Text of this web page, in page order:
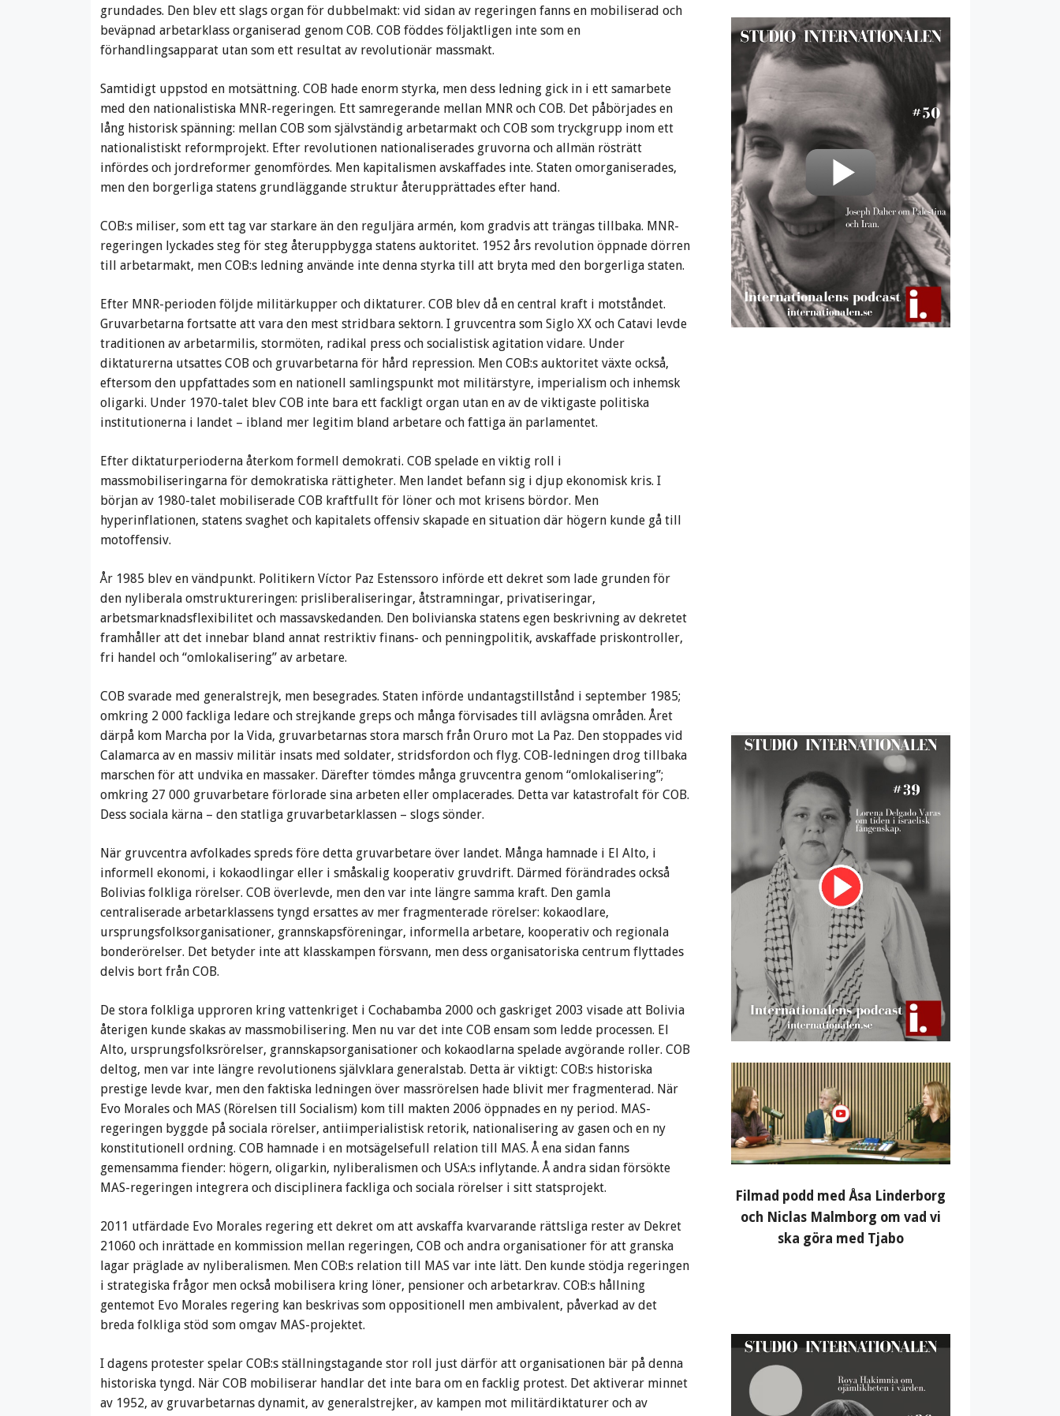
grundades. Den blev ett slags organ för dubbelmakt: vid sidan av regeringen fanns en mobiliserad och
beväpnad arbetarklass organiserad genom COB. COB föddes följaktligen inte som en
förhandlingsapparat utan som ett resultat av revolutionär massmakt.
Samtidigt uppstod en motsättning. COB hade enorm styrka, men dess ledning gick in i ett samarbete
med den nationalistiska MNR-regeringen. Ett samregerande mellan MNR och COB. Det påbörjades en
lång historisk spänning: mellan COB som självständig arbetarmakt och COB som tryckgrupp inom ett
nationalistiskt reformprojekt. Efter revolutionen nationaliserades gruvorna och allmän rösträtt
infördes och jordreformer genomfördes. Men kapitalismen avskaffades inte. Staten omorganiserades,
men den borgerliga statens grundläggande struktur återupprättades efter hand.
COB:s miliser, som ett tag var starkare än den reguljära armén, kom gradvis att trängas tillbaka. MNR-
regeringen lyckades steg för steg återuppbygga statens auktoritet. 1952 års revolution öppnade dörren
till arbetarmakt, men COB:s ledning använde inte denna styrka till att bryta med den borgerliga staten.
Efter MNR-perioden följde militärkupper och diktaturer. COB blev då en central kraft i motståndet.
Gruvarbetarna fortsatte att vara den mest stridbara sektorn. I gruvcentra som Siglo XX och Catavi levde
traditionen av arbetarmilis, stormöten, radikal press och socialistisk agitation vidare. Under
diktaturerna utsattes COB och gruvarbetarna för hård repression. Men COB:s auktoritet växte också,
eftersom den uppfattades som en nationell samlingspunkt mot militärstyre, imperialism och inhemsk
oligarki. Under 1970-talet blev COB inte bara ett fackligt organ utan en av de viktigaste politiska
institutionerna i landet – ibland mer legitim bland arbetare och fattiga än parlamentet.
Efter diktaturperioderna återkom formell demokrati. COB spelade en viktig roll i
massmobiliseringarna för demokratiska rättigheter. Men landet befann sig i djup ekonomisk kris. I
början av 1980-talet mobiliserade COB kraftfullt för löner och mot krisens bördor. Men
hyperinflationen, statens svaghet och kapitalets offensiv skapade en situation där högern kunde gå till
motoffensiv.
År 1985 blev en vändpunkt. Politikern Víctor Paz Estenssoro införde ett dekret som lade grunden för
den nyliberala omstruktureringen: prisliberaliseringar, åtstramningar, privatiseringar,
arbetsmarknadsflexibilitet och massavskedanden. Den bolivianska statens egen beskrivning av dekretet
framhåller att det innebar bland annat restriktiv finans- och penningpolitik, avskaffade priskontroller,
fri handel och “omlokalisering” av arbetare.
COB svarade med generalstrejk, men besegrades. Staten införde undantagstillstånd i september 1985;
omkring 2 000 fackliga ledare och strejkande greps och många förvisades till avlägsna områden. Året
därpå kom Marcha por la Vida, gruvarbetarnas stora marsch från Oruro mot La Paz. Den stoppades vid
Calamarca av en massiv militär insats med soldater, stridsfordon och flyg. COB-ledningen drog tillbaka
marschen för att undvika en massaker. Därefter tömdes många gruvcentra genom “omlokalisering”;
omkring 27 000 gruvarbetare förlorade sina arbeten eller omplacerades. Detta var katastrofalt för COB.
Dess sociala kärna – den statliga gruvarbetarklassen – slogs sönder.
När gruvcentra avfolkades spreds före detta gruvarbetare över landet. Många hamnade i El Alto, i
informell ekonomi, i kokaodlingar eller i småskalig kooperativ gruvdrift. Därmed förändrades också
Bolivias folkliga rörelser. COB överlevde, men den var inte längre samma kraft. Den gamla
centraliserade arbetarklassens tyngd ersattes av mer fragmenterade rörelser: kokaodlare,
ursprungsfolksorganisationer, grannskapsföreningar, informella arbetare, kooperativ och regionala
bonderörelser. Det betyder inte att klasskampen försvann, men dess organisatoriska centrum flyttades
delvis bort från COB.
De stora folkliga upproren kring vattenkriget i Cochabamba 2000 och gaskriget 2003 visade att Bolivia
återigen kunde skakas av massmobilisering. Men nu var det inte COB ensam som ledde processen. El
Alto, ursprungsfolksrörelser, grannskapsorganisationer och kokaodlarna spelade avgörande roller. COB
deltog, men var inte längre revolutionens självklara generalstab. Detta är viktigt: COB:s historiska
prestige levde kvar, men den faktiska ledningen över massrörelsen hade blivit mer fragmenterad. När
Evo Morales och MAS (Rörelsen till Socialism) kom till makten 2006 öppnades en ny period. MAS-
regeringen byggde på sociala rörelser, antiimperialistisk retorik, nationalisering av gasen och en ny
konstitutionell ordning. COB hamnade i en motsägelsefull relation till MAS. Å ena sidan fanns
gemensamma fiender: högern, oligarkin, nyliberalismen och USA:s inflytande. Å andra sidan försökte
MAS-regeringen integrera och disciplinera fackliga och sociala rörelser i sitt statsprojekt.
2011 utfärdade Evo Morales regering ett dekret om att avskaffa kvarvarande rättsliga rester av Dekret
21060 och inrättade en kommission mellan regeringen, COB och andra organisationer för att granska
lagar präglade av nyliberalismen. Men COB:s relation till MAS var inte lätt. Den kunde stödja regeringen
i strategiska frågor men också mobilisera kring löner, pensioner och arbetarkrav. COB:s hållning
gentemot Evo Morales regering kan beskrivas som oppositionell men ambivalent, påverkad av det
breda folkliga stöd som omgav MAS-projektet.
I dagens protester spelar COB:s ställningstagande stor roll just därför att organisationen bär på denna
historiska tyngd. När COB mobiliserar handlar det inte bara om en facklig protest. Det aktiverar minnet
av 1952, av gruvarbetarnas dynamit, av generalstrejker, av kampen mot militärdiktaturer och av
Filmad podd med Åsa Linderborg
och Niclas Malmborg om vad vi
ska göra med Tjabo